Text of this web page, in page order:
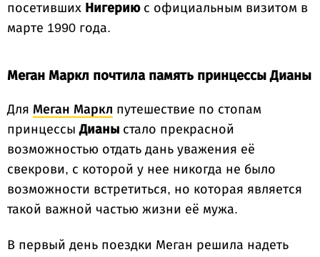
посетивших Нигериюс официальным визитом в
марте 1990 года.
Меган Маркл почтила память принцессы Дианы
Для Меган Маркл путешествие по стопам
принцессыДианы стало прекрасной
возможностью отдать дань уважения её
свекрови, с которой у нее никогда не было
возможности встретиться, но которая является
такой важной частью жизни её мужа.
В первый день поездки Меган решила надеть